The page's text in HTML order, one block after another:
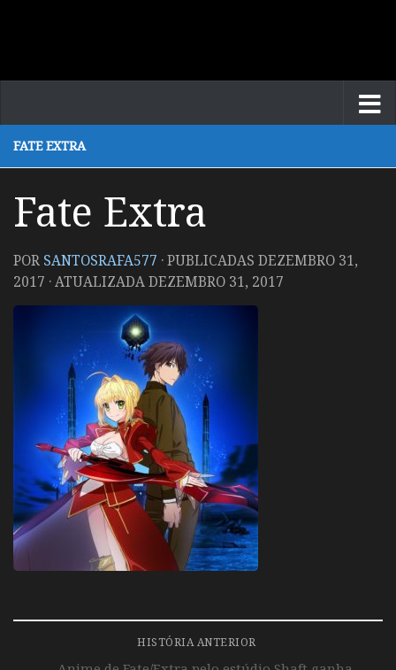
FATE EXTRA
Fate Extra
POR SANTOSRAFA577 · PUBLICADAS DEZEMBRO 31,
2017 · ATUALIZADADEZEMBRO 31, 2017
HISTÓRIA ANTERIOR